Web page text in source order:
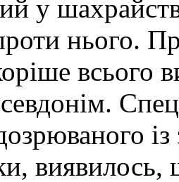
у
нього.
всього
виявилось,